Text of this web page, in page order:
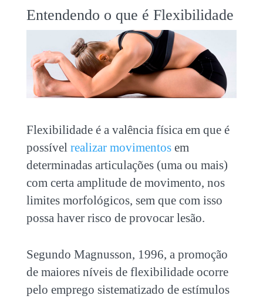
Entendendo o que é Flexibilidade
Flexibilidade é a valência física em que é
possível realizar movimentosem
determinadas articulações (uma ou mais)
com certa amplitude de movimento, nos
limites morfológicos, sem que com isso
possa haver risco de provocar lesão.
Segundo Magnusson, 1996, a promoção
de maiores níveis de flexibilidade ocorre
pelo emprego sistematizado de estímulos